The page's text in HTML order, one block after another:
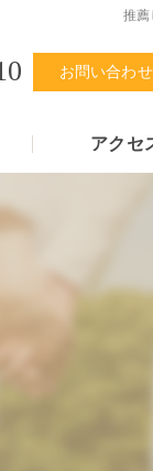
推薦
お問い合わ
アクセ